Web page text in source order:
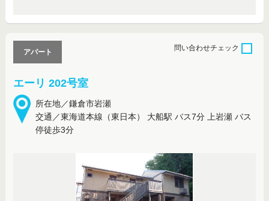
エーリ 202号室
所在地／鎌倉市岩瀬
交通／東海道本線（東日本） 大船駅 バス7分 上岩瀬 バス
停徒歩3分
アパート
問い合わせチェック